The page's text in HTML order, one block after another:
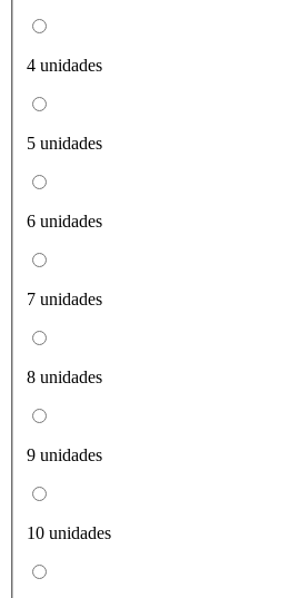
4 unidades
5 unidades
6 unidades
7 unidades
8 unidades
9 unidades
10 unidades